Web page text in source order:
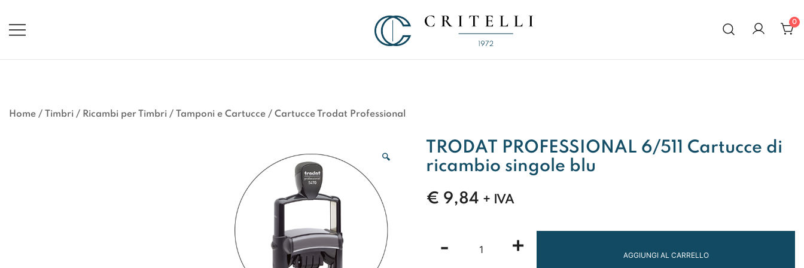
contenuto
0
Home / Timbri / Ricambi per Timbri / Tamponi e Cartucce / Cartucce Trodat Professional
🔍
TRODAT PROFESSIONAL 6/511 Cartucce di
ricambio singole blu
€ 9,84 + IVA
-
PROFESSIONAL
+ AGGIUNGI AL CARRELLO